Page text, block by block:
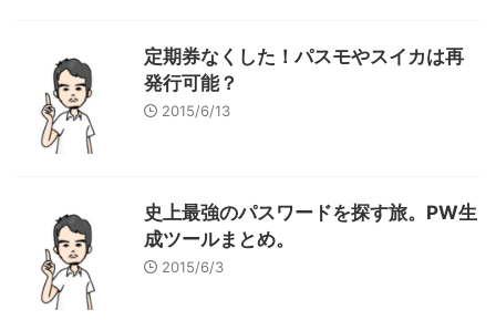
定期券なくした！パスモやスイカは再
発行可能？
2015/6/13
史上最強のパスワードを探す旅。PW生
成ツールまとめ。
2015/6/3